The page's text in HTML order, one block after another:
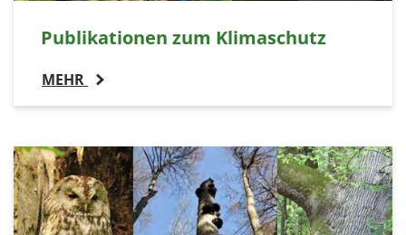
Publikationen zum Klimaschutz
MEHR
cookie_consent
Zweck:
Dieser Cookie speichert die ausgewählten
Einverständnis-Optionen des Benutzers
Cookie Laufzeit: